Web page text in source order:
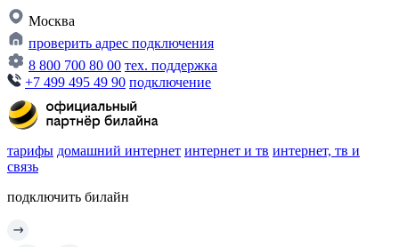
Москва
проверить адрес подключения
8 800 700 80 00 тех. поддержка
+7 499 495 49 90 подключение
тарифы домашний интернет интернет и тв интернет, тв и
связь
подключить билайн